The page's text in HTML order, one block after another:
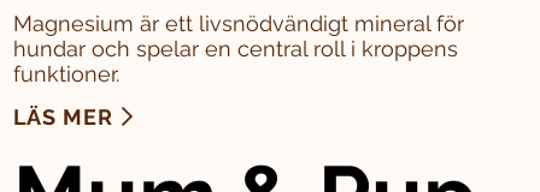
Magnesium är ett livsnödvändigt mineral för
hundar och spelar en central roll i kroppens
funktioner.
LÄS MER